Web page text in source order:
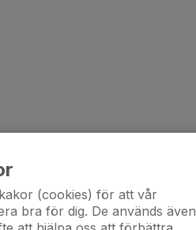
(cookies) för att vår
bra för dig. De används även